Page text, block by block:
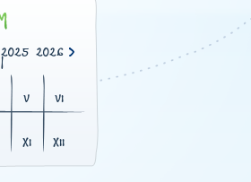
2025
|
2026
V VI
XI XII